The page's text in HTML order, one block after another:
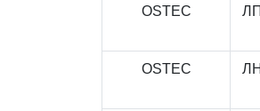
OSTEC
OSTEC